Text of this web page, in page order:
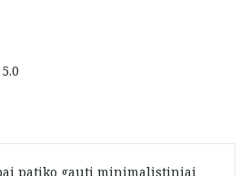
patiko gauti minimalistiniai